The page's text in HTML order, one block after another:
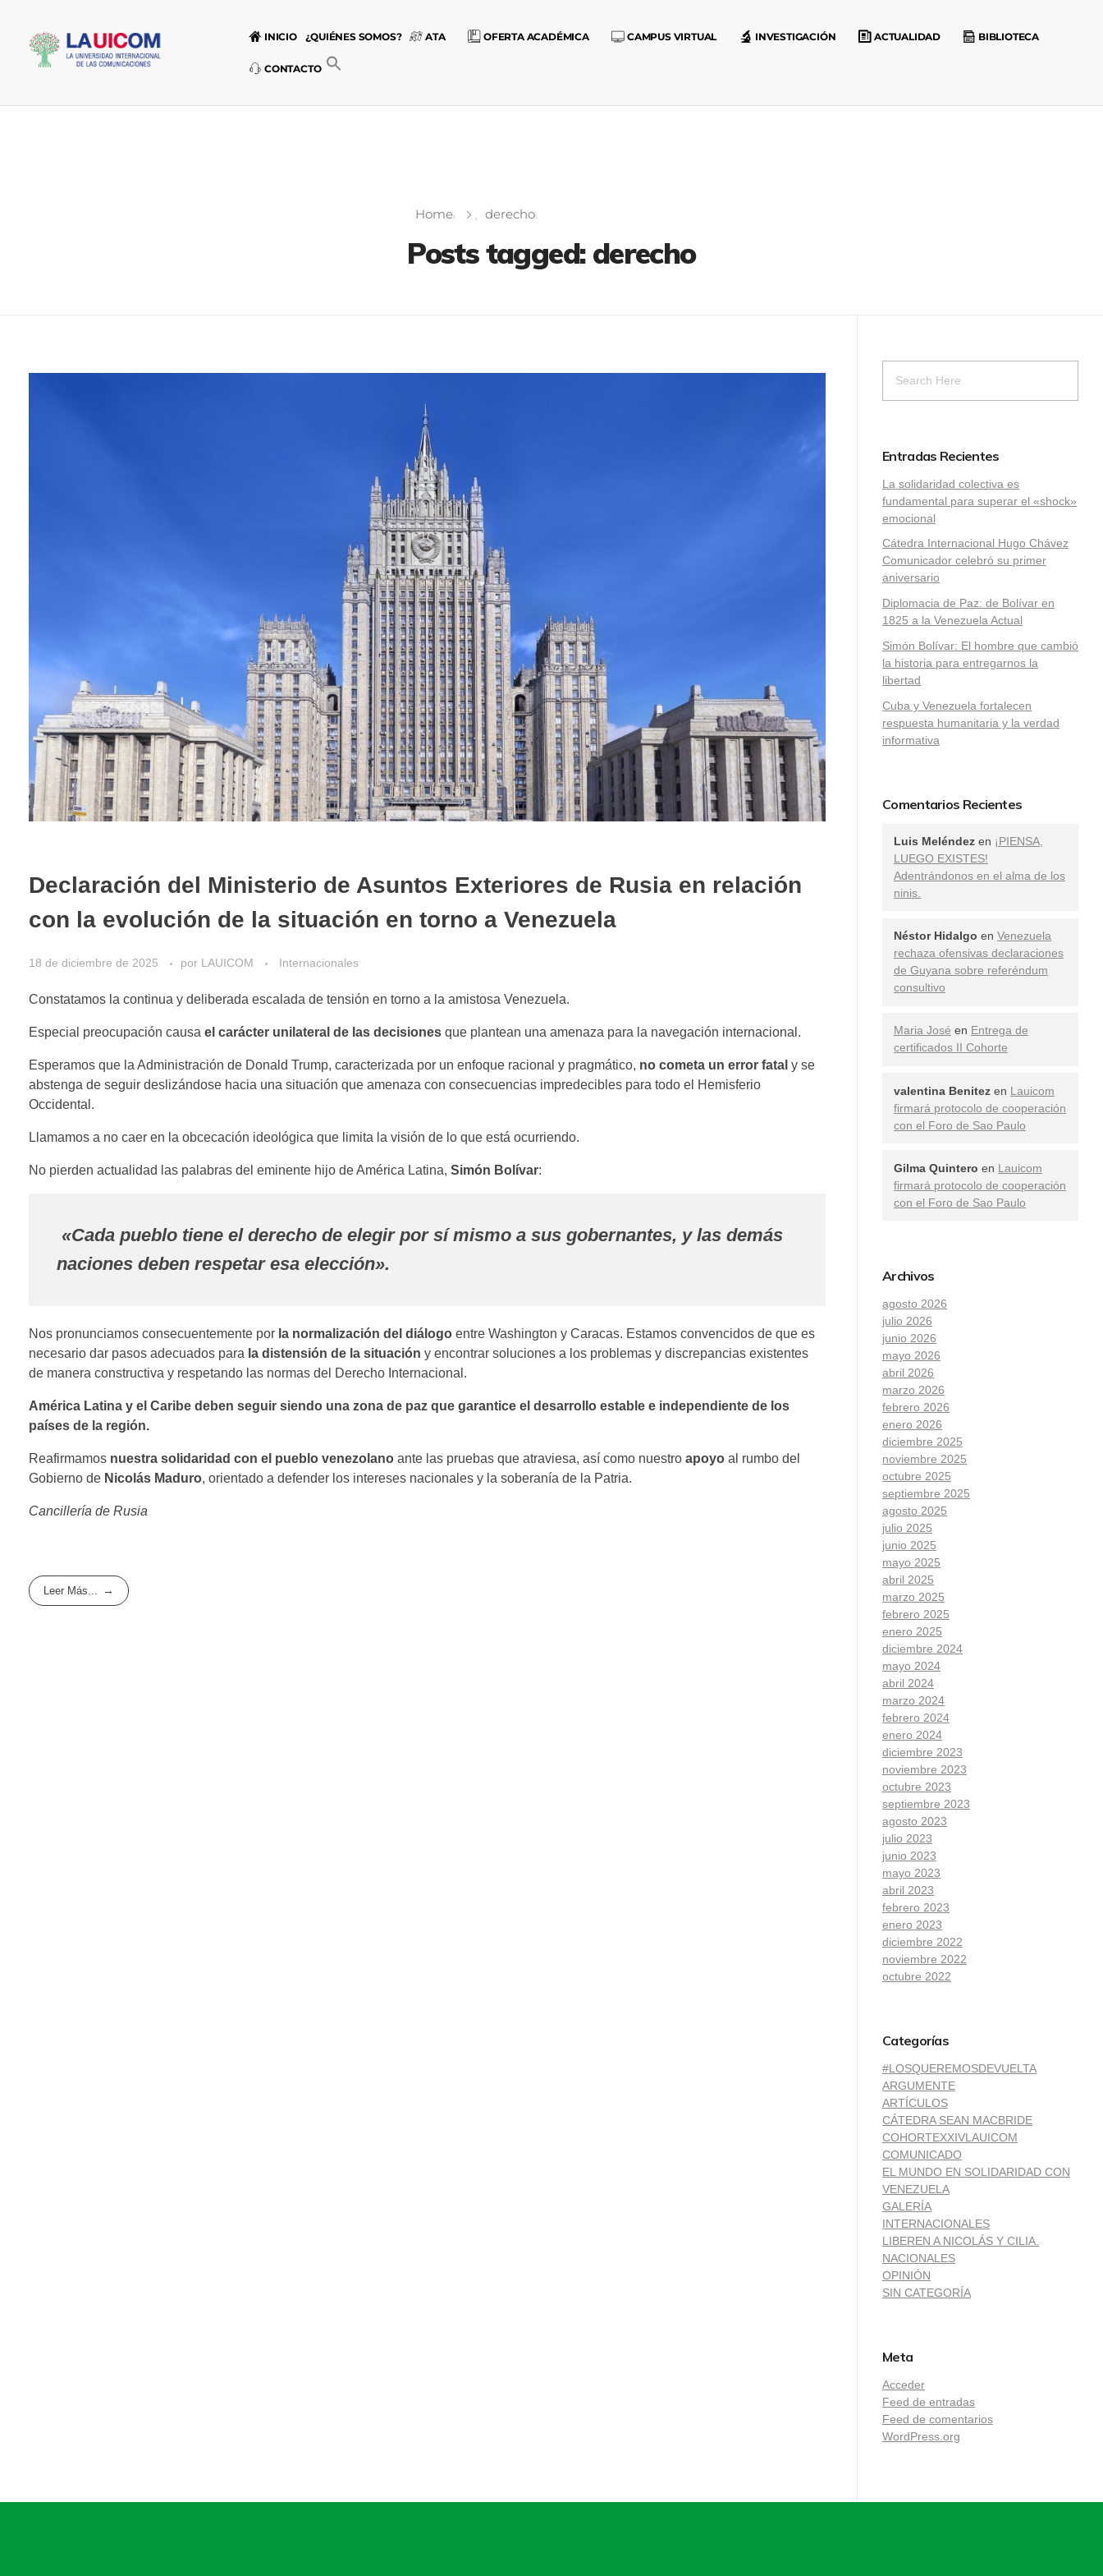
INICIO ¿QUIÉNES SOMOS? ATA OFERTA ACADÉMICA CAMPUS VIRTUAL INVESTIGACIÓN ACTUALIDAD BIBLIOTECA
CONTACTO
Home derecho
Posts tagged: derecho
Declaración del Ministerio de Asuntos Exteriores de Rusia en relación
con la evolución de la situación en torno a Venezuela
18 de diciembre de 2025 por LAUICOM Internacionales
Constatamos la continua y deliberada escalada de tensión en torno a la amistosa Venezuela.
Especial preocupación causa el carácter unilateral de las decisiones que plantean una amenaza para la navegación internacional.
Esperamos que la Administración de Donald Trump, caracterizada por un enfoque racional y pragmático, no cometa un error fatal y se
abstenga de seguir deslizándose hacia una situación que amenaza con consecuencias impredecibles para todo el Hemisferio
Occidental.
Llamamos a no caer en la obcecación ideológica que limita la visión de lo que está ocurriendo.
No pierden actualidad las palabras del eminente hijo de América Latina, Simón Bolívar:
«Cada pueblo tiene el derecho de elegir por sí mismo a sus gobernantes, y las demás
naciones deben respetar esa elección».
Nos pronunciamos consecuentemente por la normalización del diálogo entre Washington y Caracas. Estamos convencidos de que es
necesario dar pasos adecuados para la distensión de la situación y encontrar soluciones a los problemas y discrepancias existentes
de manera constructiva y respetando las normas del Derecho Internacional.
América Latina y el Caribe deben seguir siendo una zona de paz que garantice el desarrollo estable e independiente de los
países de la región.
Reafirmamos nuestra solidaridad con el pueblo venezolano ante las pruebas que atraviesa, así como nuestro apoyo al rumbo del
Gobierno de Nicolás Maduro, orientado a defender los intereses nacionales y la soberanía de la Patria.
Cancillería de Rusia
Leer Más...
Entradas Recientes
La solidaridad colectiva es
fundamental para superar el «shock»
emocional
Cátedra Internacional Hugo Chávez
Comunicador celebró su primer
aniversario
Diplomacia de Paz: de Bolívar en
1825 a la Venezuela Actual
Simón Bolívar: El hombre que cambió
la historia para entregarnos la
libertad
​Cuba y Venezuela fortalecen
respuesta humanitaria y la verdad
informativa
Comentarios Recientes
Luis Meléndez en ¡PIENSA,
LUEGO EXISTES!
Adentrándonos en el alma de los
ninis.
Néstor Hidalgo en Venezuela
rechaza ofensivas declaraciones
de Guyana sobre referéndum
consultivo
Maria José en Entrega de
certificados II Cohorte
valentina Benitez en Lauicom
firmará protocolo de cooperación
con el Foro de Sao Paulo
Gilma Quintero en Lauicom
firmará protocolo de cooperación
con el Foro de Sao Paulo
Archivos
agosto 2026
julio 2026
junio 2026
mayo 2026
abril 2026
marzo 2026
febrero 2026
enero 2026
diciembre 2025
noviembre 2025
octubre 2025
septiembre 2025
agosto 2025
julio 2025
junio 2025
mayo 2025
abril 2025
marzo 2025
febrero 2025
enero 2025
diciembre 2024
mayo 2024
abril 2024
marzo 2024
febrero 2024
enero 2024
diciembre 2023
noviembre 2023
octubre 2023
septiembre 2023
agosto 2023
julio 2023
junio 2023
mayo 2023
abril 2023
febrero 2023
enero 2023
diciembre 2022
noviembre 2022
octubre 2022
Categorías
#LOSQUEREMOSDEVUELTA
ARGUMENTE
ARTÍCULOS
CÁTEDRA SEAN MACBRIDE
COHORTEXXIVLAUICOM
COMUNICADO
EL MUNDO EN SOLIDARIDAD CON
VENEZUELA
GALERÍA
INTERNACIONALES
LIBEREN A NICOLÁS Y CILIA.
NACIONALES
OPINIÓN
SIN CATEGORÍA
Meta
Acceder
Feed de entradas
Feed de comentarios
WordPress.org